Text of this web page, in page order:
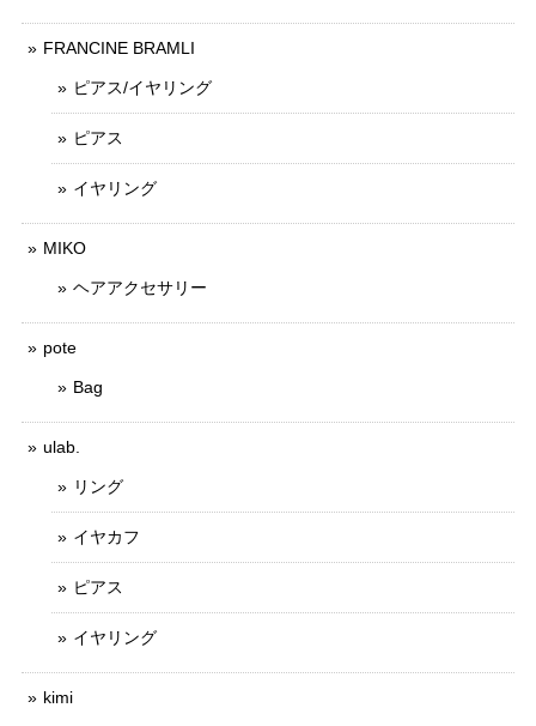
FRANCINE BRAMLI
ピアス/イヤリング
ピアス
イヤリング
MIKO
ヘアアクセサリー
pote
Bag
ulab.
リング
イヤカフ
ピアス
イヤリング
kimi